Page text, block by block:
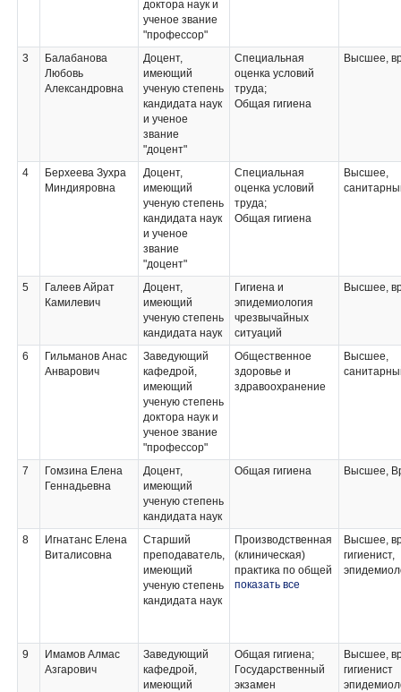
доктора наук и
ученое звание
"профессор"
3
Балабанова
Любовь
Александровна
Доцент,
имеющий
ученую степень
кандидата наук
и ученое
звание
"доцент"
Специальная
оценка условий
труда;
Общая гигиена
Высшее,
4
Берхеева Зухра
Миндияровна
Доцент,
имеющий
ученую степень
кандидата наук
и ученое
звание
"доцент"
Специальная
оценка условий
труда;
Общая гигиена
Высшее,
5
Галеев Айрат
Камилевич
Доцент,
имеющий
ученую степень
кандидата наук
Гигиена и
эпидемиология
чрезвычайных
ситуаций
Высшее,
6
Гильманов Анас
Анварович
Заведующий
кафедрой,
имеющий
ученую степень
доктора наук и
ученое звание
"профессор"
Общественное
здоровье и
здравоохранение
Высшее,
7
Гомзина Елена
Геннадьевна
Доцент,
имеющий
ученую степень
кандидата наук
Общая гигиена Высшее,
8
Игнатанс Елена
Виталисовна
Старший
преподаватель,
имеющий
ученую степень
кандидата наук
Производственная
(клиническая)
практика по общей
гигиене;
исследовательская
работа;
Дезинфектология
показать все
Высшее,
гигиенист,
9
Имамов Алмас
Азгарович
Заведующий
кафедрой,
имеющий
Общая гигиена;
Государственный
экзамен
Высшее,
гигиенист